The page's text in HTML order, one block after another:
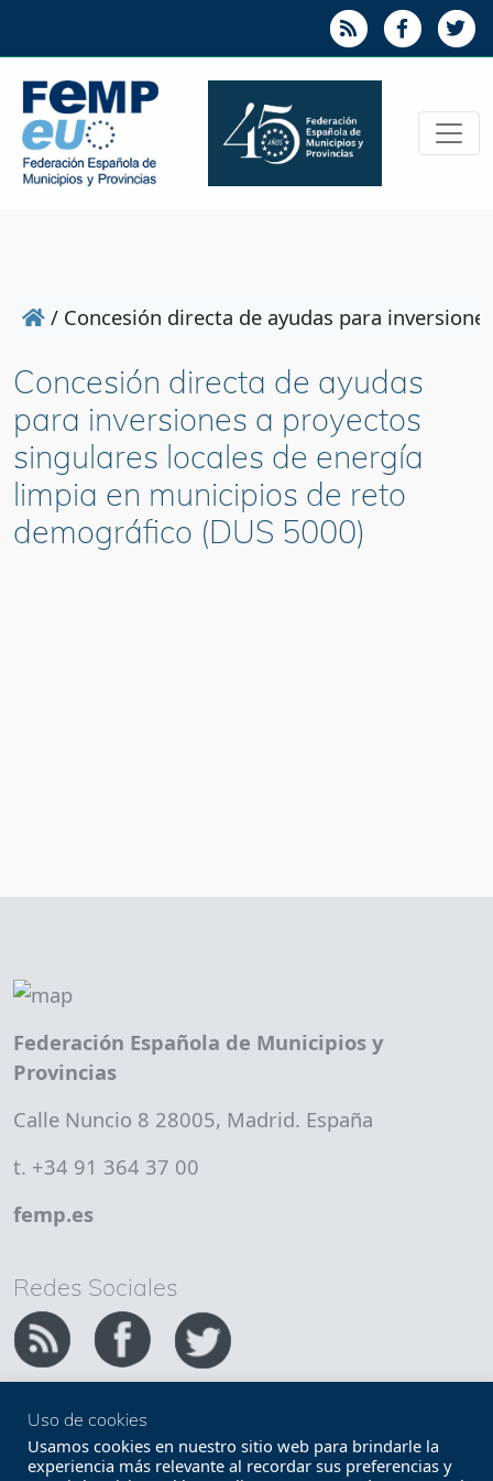
/ Concesión directa de ayudas para
Concesión directa de ayudas
para inversiones a proyectos
singulares locales de energía
limpia en municipios de reto
demográfico (DUS 5000)
Federación Española de Municipios y
Provincias
Calle Nuncio 8 28005, Madrid. España
t. +34 91 364 37 00
femp.es
Redes Sociales
Copyright FEMP
Accesibilidad
Uso de cookies
Usamos cookies en nuestro sitio web para brindarle la
experiencia más relevante al recordar sus preferencias y